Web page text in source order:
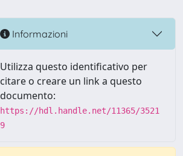
Informazioni
Utilizza questo identificativo per
citare o creare un link a questo
documento:
https://hdl.handle.net/11365/3521
9